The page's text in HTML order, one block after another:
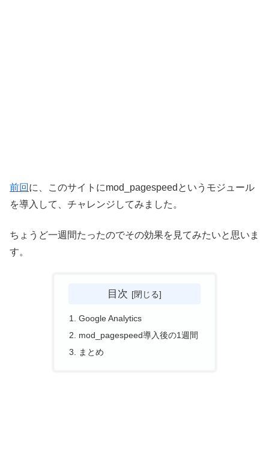
前回 に、このサイトにmod_pagespeedというモジュール
を導入して、チャレンジしてみました。
ちょうど一週間たったのでその効果を見てみたいと思いま
す。
目次
Google Analytics
mod_pagespeed導入後の1週間
まとめ